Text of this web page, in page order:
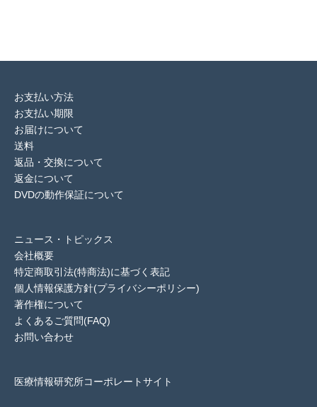
お支払い方法
お支払い期限
お届けについて
送料
返品・交換について
返金について
DVDの動作保証について
ニュース・トピックス
会社概要
特定商取引法(特商法)に基づく表記
個人情報保護方針(プライバシーポリシー)
著作権について
よくあるご質問(FAQ)
お問い合わせ
医療情報研究所コーポレートサイト